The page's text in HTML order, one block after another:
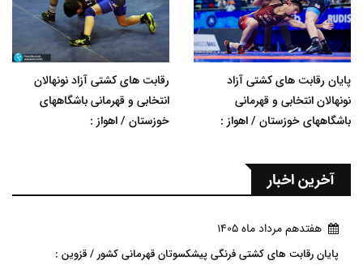
پایان رقابت های کشتی آزاد
نونهالان انتخابی و قهرمانی
باشگاههای خوزستان / اهواز :
رقابت های کشتی آزاد نونهالان
انتخابی و قهرمانی باشگاههای
خوزستان / اهواز :
آخرین اخبار
هفتدهم مرداد ماه 1405
پایان رقابت های کشتی فرنگی پیشکسوتان قهرمانی کشور / قزوین :